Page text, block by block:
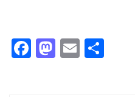
Facebook
Mastodon
Email